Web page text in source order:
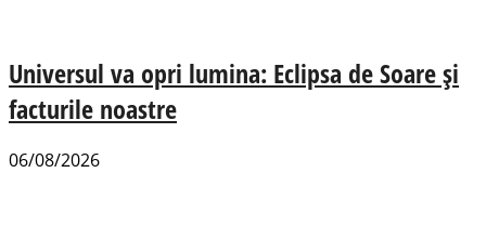
Universul va opri lumina: Eclipsa de Soare și
facturile noastre
06/08/2026